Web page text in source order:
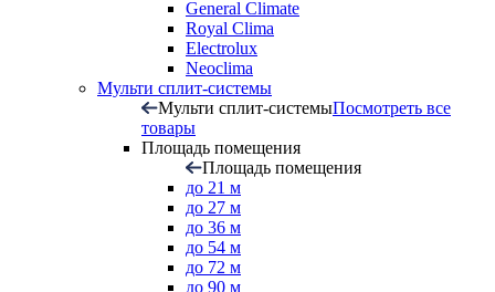
General Climate
Royal Clima
Electrolux
Neoclima
Мульти сплит-системы
Мульти сплит-системыПосмотреть все
товары
Площадь помещения
Площадь помещения
до 21 м
до 27 м
до 36 м
до 54 м
до 72 м
до 90 м